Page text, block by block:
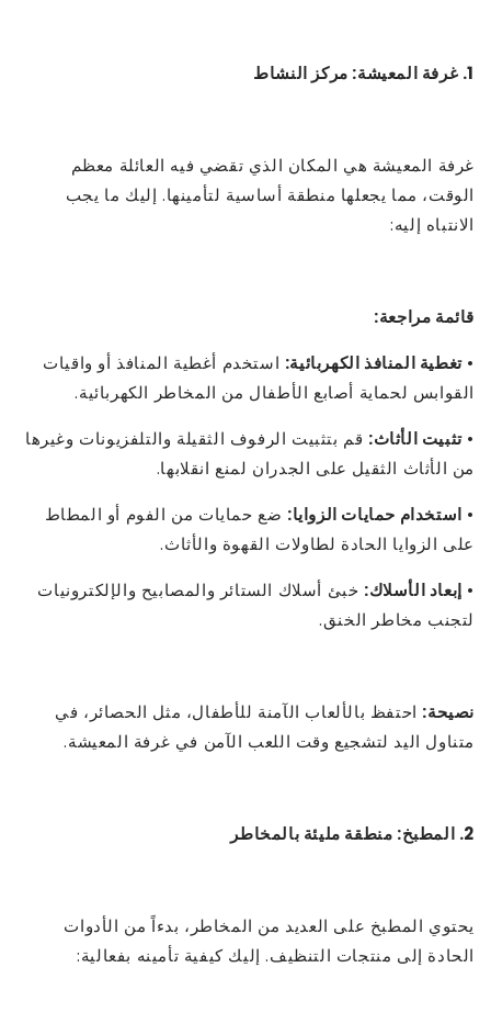
غرفة المعيشة هي المكان الذي تقضي فيه العائلة معظم
الوقت، مما يجعلها منطقة أساسية لتأمينها. إليك ما يجب
الانتباه إليه:
قائمة مراجعة:
تغطية المنافذ الكهربائية:استخدم أغطية المنافذ أو واقيات
القوابس لحماية أصابع الأطفال من المخاطر الكهربائية.
تثبيت الأثاث:قم بتثبيت الرفوف الثقيلة والتلفزيونات وغيرها
من الأثاث الثقيل على الجدران لمنع انقلابها.
استخدام حمايات الزوايا:ضع حمايات من الفوم أو المطاط
على الزوايا الحادة لطاولات القهوة والأثاث.
إبعاد الأسلاك:خبئ أسلاك الستائر والمصابيح والإلكترونيات
لتجنب مخاطر الخنق.
نصيحة:احتفظ بالألعاب الآمنة للأطفال، مثل الحصائر، في
متناول اليد لتشجيع وقت اللعب الآمن في غرفة المعيشة.
2. المطبخ: منطقة مليئة بالمخاطر
يحتوي المطبخ على العديد من المخاطر، بدءاً من الأدوات
الحادة إلى منتجات التنظيف. إليك كيفية تأمينه بفعالية: